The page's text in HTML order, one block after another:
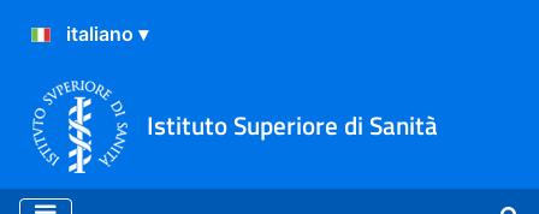
Istituto Superiore di Sanità